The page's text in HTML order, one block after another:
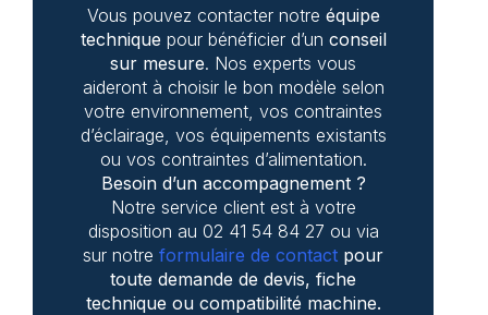
Vous pouvez contacter notre équipe
technique pour bénéficier d’un conseil
sur mesure. Nos experts vous
aideront à choisir le bon modèle selon
votre environnement, vos contraintes
d’éclairage, vos équipements existants
ou vos contraintes d’alimentation.
Besoin d’un accompagnement ?
Notre service client est à votre
disposition au 02 41 54 84 27 ou via
sur notre formulaire de contact pour
toute demande de devis, fiche
technique ou compatibilité machine.